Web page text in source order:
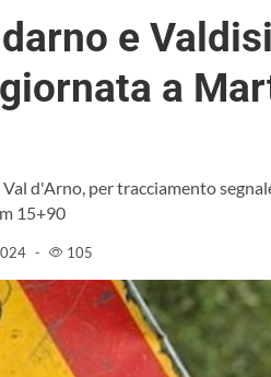
e
a
d'Arno, per tracciamento
15+90
- 105